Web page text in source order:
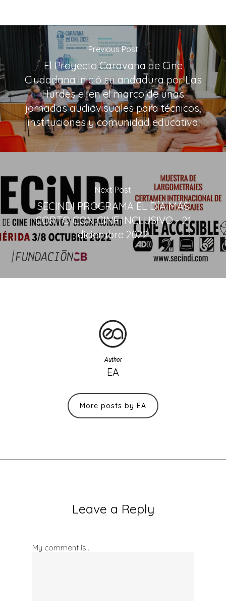
Previous Post
El Proyecto Caravana de Cine
Ciudadana inició su andadura por Las
Hurdes el en el marco de unas
jornadas audiovisuales para técnicos,
instituciones y comunidad educativa
Next Post
SECINDI PROGRAMA EL DÍA MÁS
CORTO CON CINE INCLUSIVO - 21
diciembre 2022
Author
EA
More posts by EA
Leave a Reply
My comment is..